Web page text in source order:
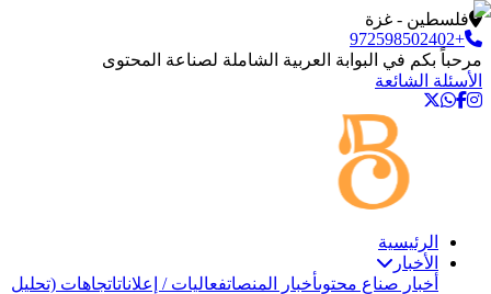
فلسطين - غزة
+972598502402
مرحباً بكم في البوابة العربية الشاملة لصناعة المحتوى
الأسئلة الشائعة
الرئيسية
الأخبار
أخبار صناع محتوىأخبار المنصاتفعاليات / إعلاناتاتجاهات (تحليل